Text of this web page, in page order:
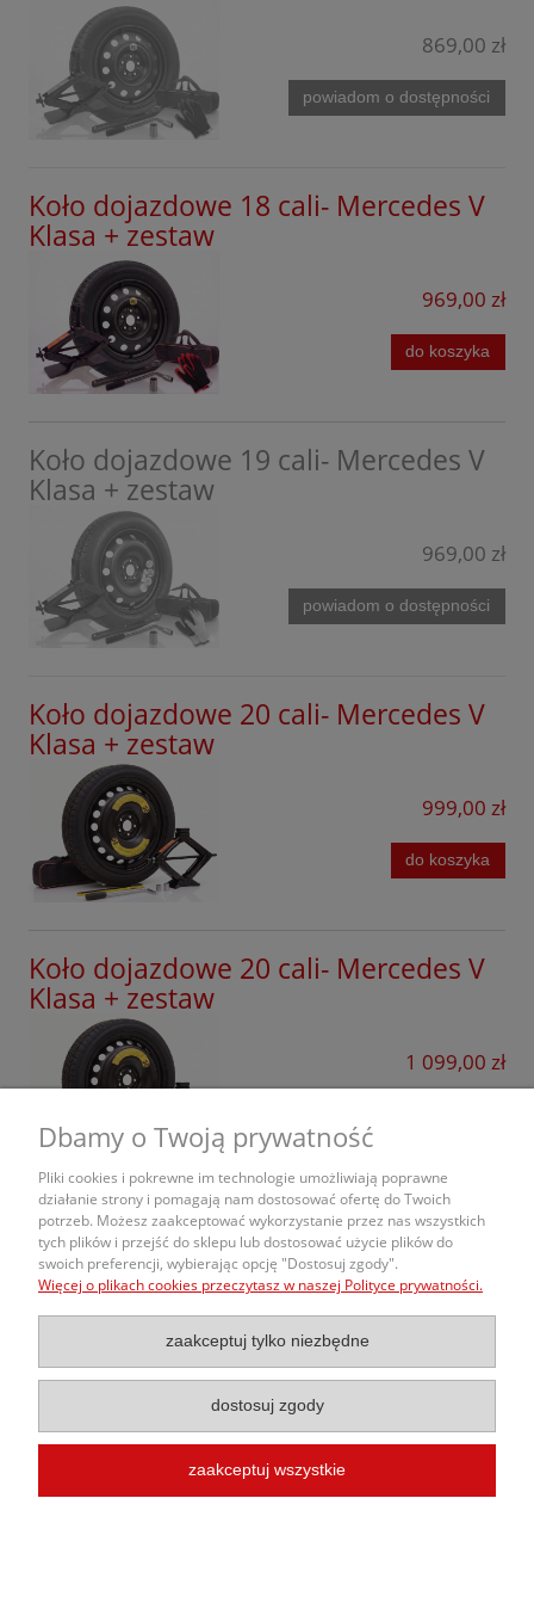
Xpeng
869,00 zł
powiadom o dostępności
Koło dojazdowe 18 cali- Mercedes V
Klasa + zestaw
969,00 zł
do koszyka
Koło dojazdowe 19 cali- Mercedes V
Klasa + zestaw
969,00 zł
powiadom o dostępności
Koło dojazdowe 20 cali- Mercedes V
Klasa + zestaw
999,00 zł
do koszyka
Koło dojazdowe 20 cali- Mercedes V
Klasa + zestaw
1 099,00 zł
O nas
Obsługa Zamówień
Informacje
Dbamy o Twoją prywatność
Pliki cookies i pokrewne im technologie umożliwiają poprawne
działanie strony i pomagają nam dostosować ofertę do Twoich
potrzeb. Możesz zaakceptować wykorzystanie przez nas wszystkich
tych plików i przejść do sklepu lub dostosować użycie plików do
swoich preferencji, wybierając opcję "Dostosuj zgody".
Więcej o plikach cookies przeczytasz w naszej Polityce prywatności.
zaakceptuj tylko niezbędne
dostosuj zgody
zaakceptuj wszystkie